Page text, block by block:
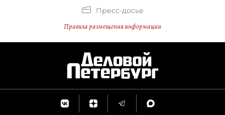
Пресс-досье
Правила размещения информации